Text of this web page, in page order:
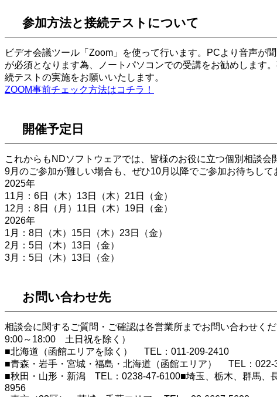
参加方法と接続テストについて
ビデオ会議ツール「Zoom」を使って行います。PCより音声が
が必須となります為、ノートパソコンでの受講をお勧めします
続テストの実施をお願いいたします。
ZOOM事前チェック方法はコチラ！
開催予定日
これからもNDソフトウェアでは、皆様のお役に立つ個別相談会
9月のご参加が難しい場合も、ぜひ10月以降でご参加お待ちして
2025年
11月：6日（木）13日（木）21日（金）
12月：8日（月）11日（木）19日（金）
2026年
1月：8日（木）15日（木）23日（金）
2月：5日（木）13日（金）
3月：5日（木）13日（金）
お問い合わせ先
相談会に関するご質問・ご確認は各営業所までお問い合わせく
9:00～18:00 土日祝を除く）
■北海道（函館エリアを除く） TEL：011-209-2410
■青森・岩手・宮城・福島・北海道（函館エリア） TEL：022-
■秋田・山形・新潟 TEL：0238-47-6100■埼玉、栃木、群馬
8956